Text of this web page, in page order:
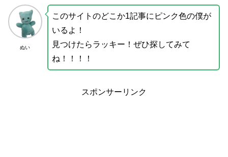
ぬい
このサイトのどこか1記事にピンク色の僕が
いるよ！
見つけたらラッキー！ぜひ探してみて
ね！！！！
スポンサーリンク